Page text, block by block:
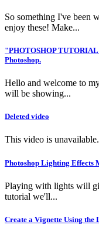
So something I've been
enjoy these! Make...
"PHOTOSHOP
Photoshop.
Hello and welcome to
will be showing...
Deleted video
This video is unavailable.
Photoshop Lighting Effects
Playing with lights will
tutorial we'll...
Create a Vignette Using